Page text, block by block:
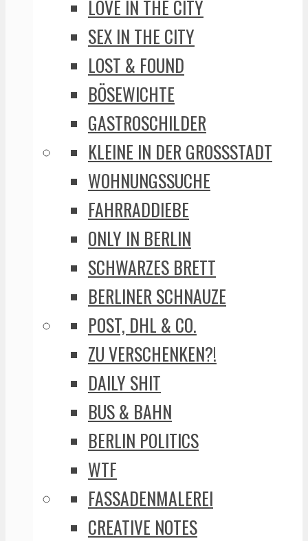
LOVE IN THE CITY
SEX IN THE CITY
LOST & FOUND
BÖSEWICHTE
GASTROSCHILDER
KLEINE IN DER GROSSSTADT
WOHNUNGSSUCHE
FAHRRADDIEBE
ONLY IN BERLIN
SCHWARZES BRETT
BERLINER SCHNAUZE
POST, DHL & CO.
ZU VERSCHENKEN?!
DAILY SHIT
BUS & BAHN
BERLIN POLITICS
WTF
FASSADENMALEREI
CREATIVE NOTES